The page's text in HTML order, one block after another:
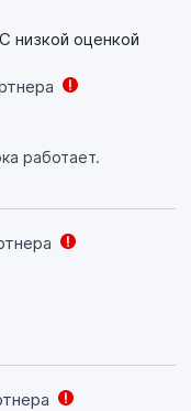
С низкой оценкой
работает.